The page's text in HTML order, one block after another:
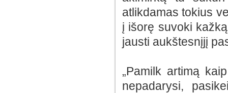
atlikdamas tokius
į išorę suvoki
jausti aukštesnįjį
„Pamilk artimą
nepadarysi,